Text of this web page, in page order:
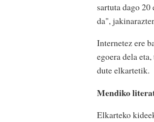
sartuta dago
da",
Internetez ere
egoera dela
dute elkartetik.
Mendiko
Elkarteko